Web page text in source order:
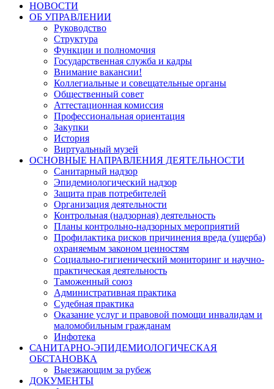
НОВОСТИ
ОБ УПРАВЛЕНИИ
Руководство
Структура
Функции и полномочия
Государственная служба и кадры
Внимание вакансии!
Коллегиальные и совещательные органы
Общественный совет
Аттестационная комиссия
Профессиональная ориентация
Закупки
История
Виртуальный музей
ОСНОВНЫЕ НАПРАВЛЕНИЯ ДЕЯТЕЛЬНОСТИ
Санитарный надзор
Эпидемиологический надзор
Защита прав потребителей
Организация деятельности
Контрольная (надзорная) деятельность
Планы контрольно-надзорных мероприятий
Профилактика рисков причинения вреда (ущерба)
охраняемым законом ценностям
Социально-гигиенический мониторинг и научно-
практическая деятельность
Таможенный союз
Административная практика
Судебная практика
Оказание услуг и правовой помощи инвалидам и
маломобильным гражданам
Инфотека
САНИТАРНО-ЭПИДЕМИОЛОГИЧЕСКАЯ
ОБСТАНОВКА
Выезжающим за рубеж
ДОКУМЕНТЫ